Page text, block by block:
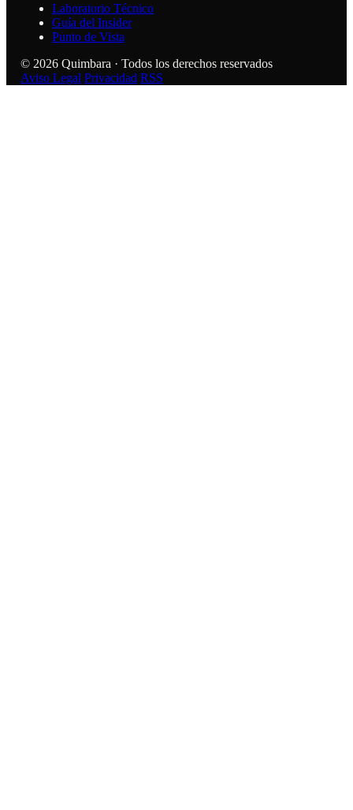
Laboratorio Técnico
Guía del Insider
Punto de Vista
© 2026 Quimbara · Todos los derechos reservados
Aviso Legal Privacidad RSS